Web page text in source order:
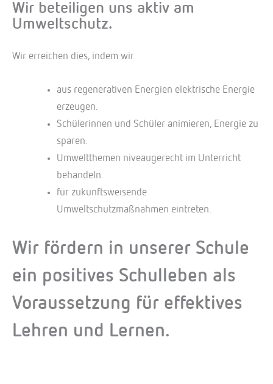
Wir beteiligen uns aktiv am
Umweltschutz.
Wir erreichen dies, indem wir
aus regenerativen Energien elektrische Energie
erzeugen.
Schülerinnen und Schüler animieren, Energie zu
sparen.
Umweltthemen niveaugerecht im Unterricht
behandeln.
für zukunftsweisende
Umweltschutzmaßnahmen eintreten.
Wir fördern in unserer Schule
ein positives Schulleben als
Voraussetzung für effektives
Lehren und Lernen.